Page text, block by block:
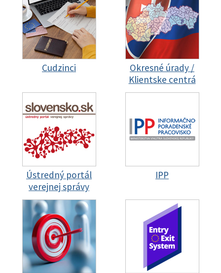
Cudzinci
Okresné úrady /
Klientske centrá
Ústredný portál
verejnej správy
IPP